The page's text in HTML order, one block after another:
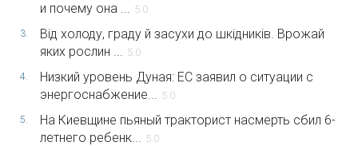
и почему она ... 5.0
3.
Від холоду, граду й засухи до шкідників. Врожай
яких рослин ... 5.0
4.
Низкий уровень Дуная: ЕС заявил о ситуации с
энергоснабжение... 5.0
5.
На Киевщине пьяный тракторист насмерть сбил 6-
летнего ребенк... 5.0